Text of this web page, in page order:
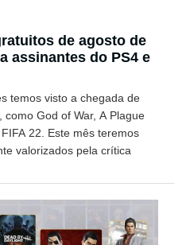
de agosto de
assinantes do PS4 e
temos visto a chegada de
God of War, A Plague
22. Este mês teremos
valorizados pela crítica